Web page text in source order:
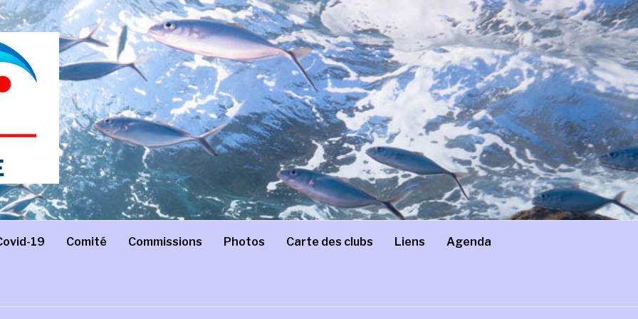
19 Comité Commissions Photos Carte des clubs Liens Agenda